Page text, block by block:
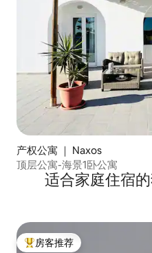
产权公寓 ｜ Naxos
顶层公寓-海景1卧公寓
适合家庭住宿
热门「房客推荐」
房客推荐